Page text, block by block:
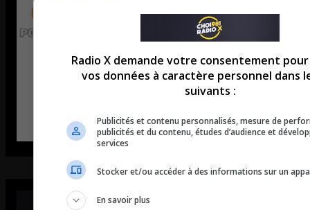
Radio X demande votre consentement
vos données à caractère personnel dans
suivants :
Publicités et contenu personnalisés, mesure de
publicités et du contenu, études d’audience et
services
Stocker et/ou accéder à des informations sur un
En savoir plus